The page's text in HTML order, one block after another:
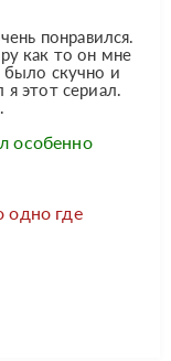
понравился.
как то он мне
было скучно и
этот сериал.
особенно
одно где